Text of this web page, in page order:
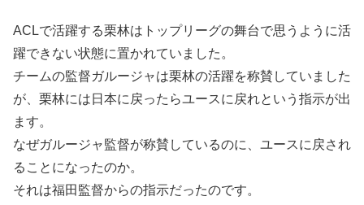
ACLで活躍する栗林はトップリーグの舞台で思うように活
躍できない状態に置かれていました。
チームの監督ガルージャは栗林の活躍を称賛していました
が、栗林には日本に戻ったらユースに戻れという指示が出
ます。
なぜガルージャ監督が称賛しているのに、ユースに戻され
ることになったのか。
それは福田監督からの指示だったのです。